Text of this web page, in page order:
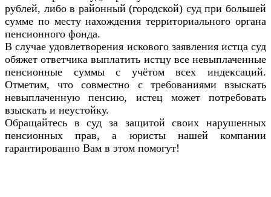
рублей, либо в районный (городской) суд при большей
сумме по месту нахождения территориального органа
пенсионного фонда.
В случае удовлетворения искового заявления истца суд
обяжет ответчика выплатить истцу все невыплаченные
пенсионные суммы с учётом всех индексаций.
Отметим, что совместно с требованиями взыскать
невыплаченную пенсию, истец может потребовать
взыскать и неустойку.
Обращайтесь в суд за защитой своих нарушенных
пенсионных прав, а юристы нашей компании
гарантированно Вам в этом помогут!